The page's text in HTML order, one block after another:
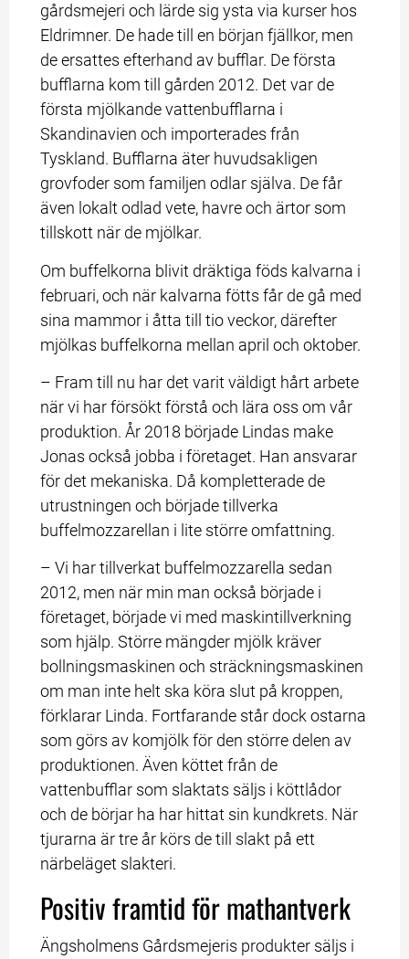
gårdsmejeri och lärde sig ysta via kurser hos
Eldrimner. De hade till en början fjällkor, men
de ersattes efterhand av bufflar. De första
bufflarna kom till gården 2012. Det var de
första mjölkande vattenbufflarna i
Skandinavien och importerades från
Tyskland. Bufflarna äter huvudsakligen
grovfoder som familjen odlar själva. De får
även lokalt odlad vete, havre och ärtor som
tillskott när de mjölkar.
Om buffelkorna blivit dräktiga föds kalvarna i
februari, och när kalvarna fötts får de gå med
sina mammor i åtta till tio veckor, därefter
mjölkas buffelkorna mellan april och oktober.
– Fram till nu har det varit väldigt hårt arbete
när vi har försökt förstå och lära oss om vår
produktion. År 2018 började Lindas make
Jonas också jobba i företaget. Han ansvarar
för det mekaniska. Då kompletterade de
utrustningen och började tillverka
buffelmozzarellan i lite större omfattning.
– Vi har tillverkat buffelmozzarella sedan
2012, men när min man också började i
företaget, började vi med maskintillverkning
som hjälp. Större mängder mjölk kräver
bollningsmaskinen och sträckningsmaskinen
om man inte helt ska köra slut på kroppen,
förklarar Linda. Fortfarande står dock ostarna
som görs av komjölk för den större delen av
produktionen. Även köttet från de
vattenbufflar som slaktats säljs i köttlådor
och de börjar ha har hittat sin kundkrets. När
tjurarna är tre år körs de till slakt på ett
närbeläget slakteri.
Positiv framtid för mathantverk
Ängsholmens Gårdsmejeris produkter säljs i